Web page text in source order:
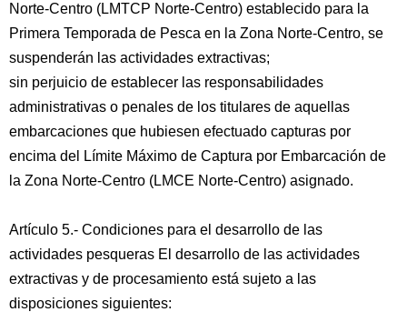
Norte-Centro (LMTCP Norte-Centro) establecido para la
Primera Temporada de Pesca en la Zona Norte-Centro, se
suspenderán las actividades extractivas;
sin perjuicio de establecer las responsabilidades
administrativas o penales de los titulares de aquellas
embarcaciones que hubiesen efectuado capturas por
encima del Límite Máximo de Captura por Embarcación de
la Zona Norte-Centro (LMCE Norte-Centro) asignado.
Artículo 5.- Condiciones para el desarrollo de las
actividades pesqueras El desarrollo de las actividades
extractivas y de procesamiento está sujeto a las
disposiciones siguientes: